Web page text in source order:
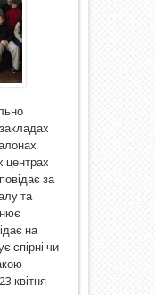
центрах
за
та
на
спірні чи
квітня